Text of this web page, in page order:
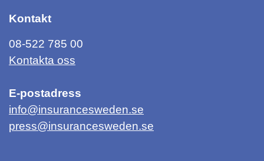
Kontakt
08-522 785 00
Kontakta oss
E-postadress
info@insurancesweden.se
press@insurancesweden.se